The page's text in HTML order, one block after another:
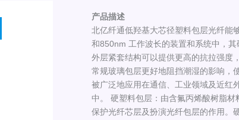
产品描述
北亿纤通低羟基大芯径塑料包层光纤能
和850nm 工作波长的装置和系统中，其
外层紧套结构可以提供更高的抗拉强度
常规玻璃包层更好地阻挡潮湿的影响，
被广泛地应用在通信、工业领域及近红
中。 硬塑料包层：由含氟丙烯酸树脂材
保护光纤芯层及扮演光纤包层的作用。